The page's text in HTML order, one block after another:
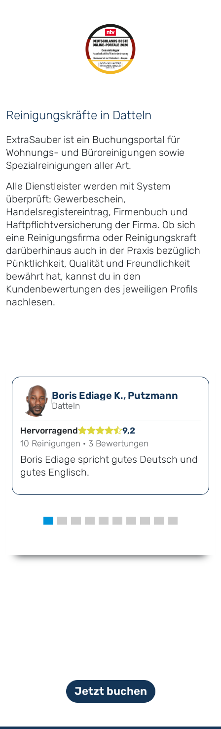
Reinigungskräfte in Datteln
ExtraSauber ist ein Buchungsportal für
Wohnungs- und Büroreinigungen sowie
Spezialreinigungen aller Art.
Alle Dienstleister werden mit System
überprüft: Gewerbeschein,
Handelsregistereintrag, Firmenbuch und
Haftpflichtversicherung der Firma. Ob sich
eine Reinigungsfirma oder Reinigungskraft
darüberhinaus auch in der Praxis bezüglich
Pünktlichkeit, Qualität und Freundlichkeit
bewährt hat, kannst du in den
Kundenbewertungen des jeweiligen Profils
nachlesen.
Boris Ediage K., Putzmann
Datteln
Hervorragend
9,2
10 Reinigungen · 3 Bewertungen
Boris Ediage spricht gutes Deutsch und
gutes Englisch.
Jetzt buchen